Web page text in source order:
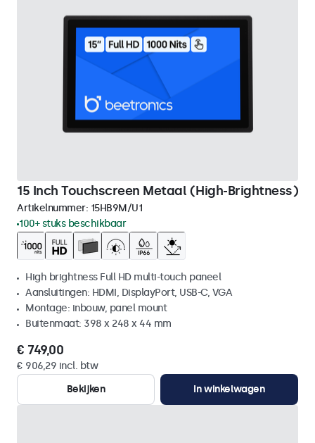
15 Inch Touchscreen Metaal (High-Brightness)
Artikelnummer: 15HB9M/U1
100+ stuks beschikbaar
High brightness Full HD multi-touch paneel
Aansluitingen: HDMI, DisplayPort, USB-C, VGA
Montage: inbouw, panel mount
Buitenmaat: 398 x 248 x 44 mm
€ 749,00
€ 906,29 incl. btw
Bekijken
In winkelwagen